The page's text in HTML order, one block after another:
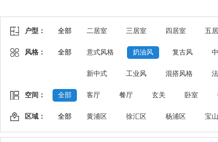
户型： 全部 二居室 三居室 四居室 五
风格： 全部 意式风格 奶油风 复古风
新中式 工业风 混搭风格
空间： 全部 客厅 餐厅 玄关 卧室
区域： 全部 黄浦区 徐汇区 杨浦区 宝